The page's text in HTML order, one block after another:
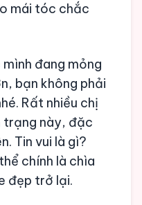
mái tóc chắc
đang mỏng
bạn không phải
Rất nhiều chị
trạng này, đặc
Tin vui là gì?
chính là chìa
đẹp trở lại.